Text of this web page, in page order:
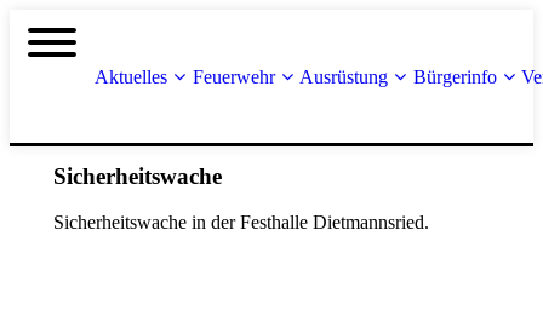
Aktuelles Feuerwehr Ausrüstung Bürgerinfo
Sicherheitswache
Sicherheitswache in der Festhalle Dietmannsried.